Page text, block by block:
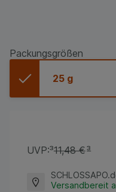
Packungsgrößen
25 g
UVP:³11,48 €³
Versandbereit